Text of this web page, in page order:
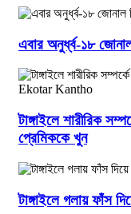
এবার অনুর্ধ্ব-১৮
টাঙ্গাইলে শারীরিক
প্রেমিককে খুন
টাঙ্গাইলে গলায় ফাঁস